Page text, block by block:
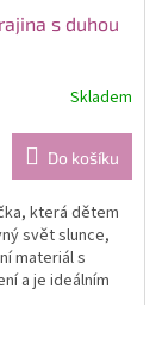
s duhou
Skladem
Do košíku
která dětem
svět slunce,
materiál s
a je ideálním